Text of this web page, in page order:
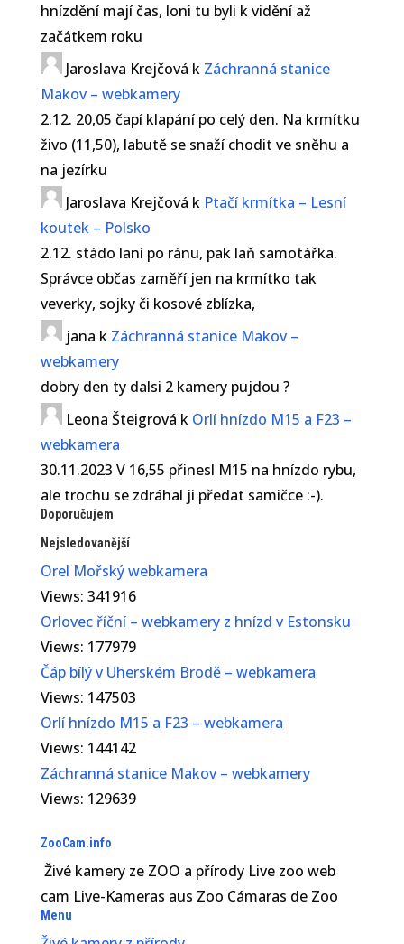
hnízdění mají čas, loni tu byli k vidění až
začátkem roku
Jaroslava Krejčová k Záchranná stanice
Makov – webkamery
2.12. 20,05 čapí klapání po celý den. Na krmítku
živo (11,50), labutě se snaží chodit ve sněhu a
na jezírku
Jaroslava Krejčová k Ptačí krmítka – Lesní
koutek – Polsko
2.12. stádo laní po ránu, pak laň samotářka.
Správce občas zaměří jen na krmítko tak
veverky, sojky či kosové zblízka,
jana k Záchranná stanice Makov –
webkamery
dobry den ty dalsi 2 kamery pujdou ?
Leona Šteigrová k Orlí hnízdo M15 a F23 –
webkamera
30.11.2023 V 16,55 přinesl M15 na hnízdo rybu,
ale trochu se zdráhal ji předat samičce :-).
Doporučujem
Nejsledovanější
Orel Mořský webkamera
Views: 341916
Orlovec říční – webkamery z hnízd v Estonsku
Views: 177979
Čáp bílý v Uherském Brodě – webkamera
Views: 147503
Orlí hnízdo M15 a F23 – webkamera
Views: 144142
Záchranná stanice Makov – webkamery
Views: 129639
ZooCam.info
Živé kamery ze ZOO a přírody Live zoo web
cam Live-Kameras aus Zoo Cámaras de Zoo
Menu